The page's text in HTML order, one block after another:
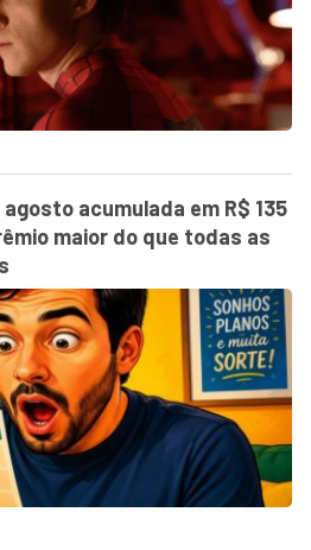
acumulada em R$ 135
maior do que todas as